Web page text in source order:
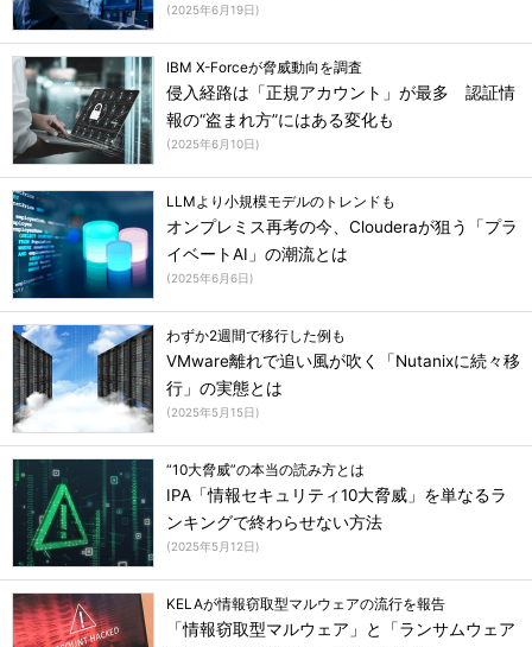
(2025年6月19日)
IBM X-Forceが脅威動向を調査
侵入経路は「正規アカウント」が最多 認証情
報の“盗まれ方”にはある変化も
(2025年6月10日)
LLMより小規模モデルのトレンドも
オンプレミス再考の今、Clouderaが狙う「プラ
イベートAI」の潮流とは
(2025年6月6日)
わずか2週間で移行した例も
VMware離れで追い風が吹く「Nutanixに続々移
行」の実態とは
(2025年5月15日)
“10大脅威”の本当の読み方とは
IPA「情報セキュリティ10大脅威」を単なるラ
ンキングで終わらせない方法
(2025年5月12日)
KELAが情報窃取型マルウェアの流行を報告
「情報窃取型マルウェア」と「ランサムウェア